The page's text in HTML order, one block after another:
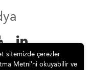
sitemizde çerezler
Metni’ni okuyabilir ve